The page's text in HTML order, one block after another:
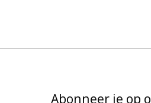
Abonneer je op